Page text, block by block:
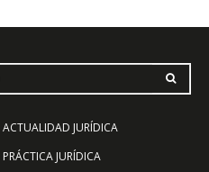
ACTUALIDAD JURÍDICA
PRÁCTICA JURÍDICA